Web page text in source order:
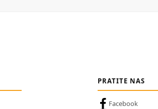
PRATITE NAS
Facebook